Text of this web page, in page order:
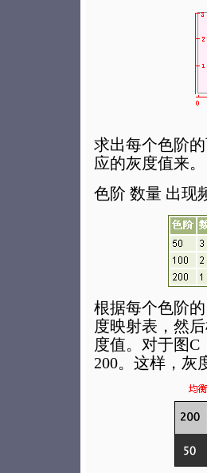
求出每个色阶
应的灰度值来。
色阶 数量 出现
根据每个色阶
度映射表，然
度值。对于图C
200。这样，灰